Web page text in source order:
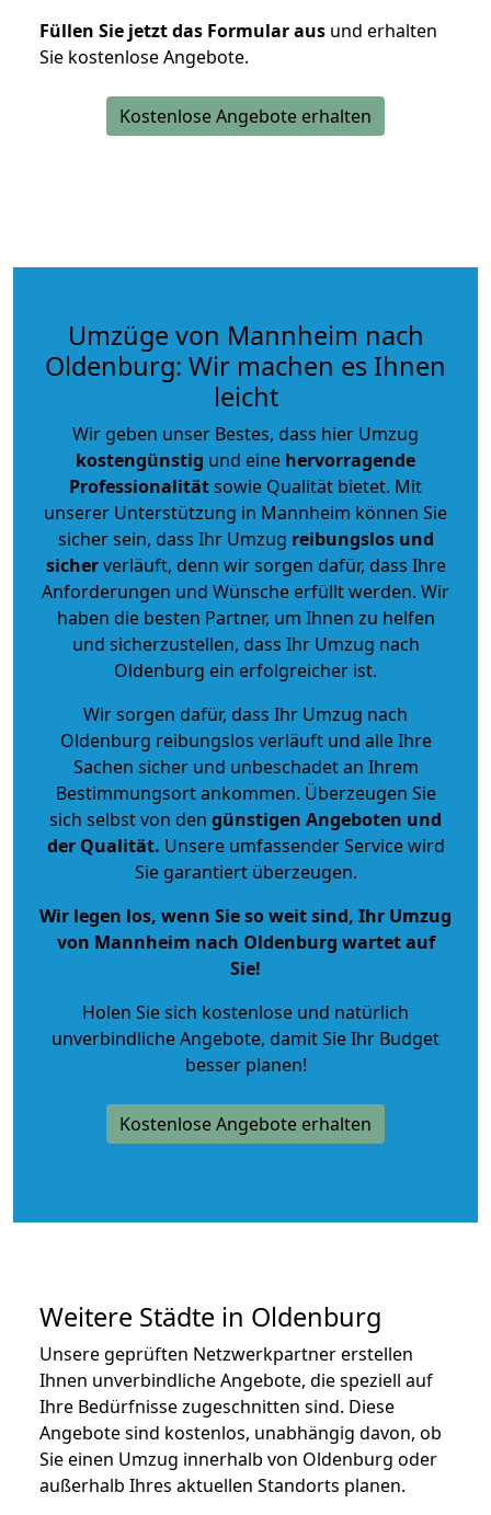
Füllen Sie jetzt das Formular aus und erhalten
Sie kostenlose Angebote.
Kostenlose Angebote erhalten
Umzüge von Mannheim nach
Oldenburg: Wir machen es Ihnen
leicht
Wir geben unser Bestes, dass hier Umzug
kostengünstig und eine hervorragende
Professionalitätsowie Qualität bietet. Mit
unserer Unterstützung in Mannheim können Sie
sicher sein, dass Ihr Umzug reibungslos und
sicherverläuft, denn wir sorgen dafür, dass Ihre
Anforderungen und Wünsche erfüllt werden. Wir
haben die besten Partner, um Ihnen zu helfen
und sicherzustellen, dass Ihr Umzug nach
Oldenburg ein erfolgreicher ist.
Wir sorgen dafür, dass Ihr Umzug nach
Oldenburg reibungslos verläuft und alle Ihre
Sachen sicher und unbeschadet an Ihrem
Bestimmungsort ankommen. Überzeugen Sie
sich selbst von den günstigen Angeboten und
der Qualität. Unsere umfassender Service wird
Sie garantiert überzeugen.
Wir legen los, wenn Sie so weit sind, Ihr Umzug
von Mannheim nach Oldenburg wartet auf
Sie!
Holen Sie sich kostenlose und natürlich
unverbindliche Angebote, damit Sie Ihr Budget
besser planen!
Kostenlose Angebote erhalten
Weitere Städte in Oldenburg
Unsere geprüften Netzwerkpartner erstellen
Ihnen unverbindliche Angebote, die speziell auf
Ihre Bedürfnisse zugeschnitten sind. Diese
Angebote sind kostenlos, unabhängig davon, ob
Sie einen Umzug innerhalb von Oldenburg oder
außerhalb Ihres aktuellen Standorts planen.